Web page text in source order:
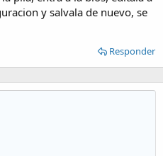
y salvala de nuevo, se
Responder